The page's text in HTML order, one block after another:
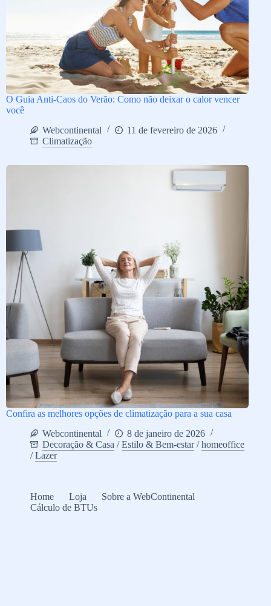
O Guia Anti-Caos do Verão: Como não deixar o calor vencer
você
Webcontinental
11 de fevereiro de 2026
Climatização
Confira as melhores opções de climatização para a sua casa
Webcontinental
8 de janeiro de 2026
Decoração & Casa /Estilo & Bem-estar/homeoffice
/Lazer
Home Loja
Sobre a WebContinental
Cálculo de BTUs